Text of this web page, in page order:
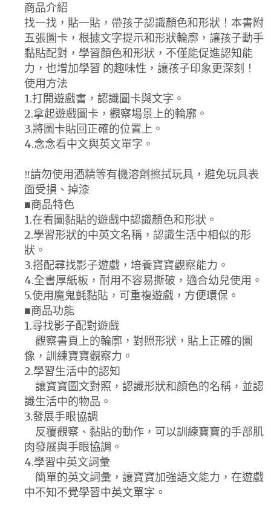
商品介紹
找一找，貼一貼，帶孩子認識顏色和形狀！本書附
五張圖卡，根據文字提示和形狀輪廓，讓孩子動手
黏貼配對，學習顏色和形狀，不僅能促進認知能
力，也增加學習 的趣味性，讓孩子印象更深刻！
使用方法
1.打開遊戲書，認識圖卡與文字。
2.拿起遊戲圖卡，觀察場景上的輪廓。
3.將圖卡貼回正確的位置上。
4.念念看中文與英文單字。
‼️請勿使用酒精等有機溶劑擦拭玩具，避免玩具表
面受損、掉漆
■商品特色
1.在看圖黏貼的遊戲中認識顏色和形狀。
2.學習形狀的中英文名稱，認識生活中相似的形
狀。
3.搭配尋找影子遊戲，培養寶寶觀察能力。
4.全書厚紙板，耐用不容易撕破，適合幼兒使用。
5.使用魔鬼氈黏貼，可重複遊戲，方便環保。
■商品功能
1.尋找影子配對遊戲
觀察書頁上的輪廓，對照形狀，貼上正確的圖
像，訓練寶寶觀察力。
2.學習生活中的認知
讓寶寶圖文對照，認識形狀和顏色的名稱，並認
識生活中的物品。
3.發展手眼協調
反覆觀察、黏貼的動作，可以訓練寶寶的手部肌
肉發展與手眼協調。
4.學習中英文詞彙
簡單的英文詞彙，讓寶寶加強語文能力，在遊戲
中不知不覺學習中英文單字。